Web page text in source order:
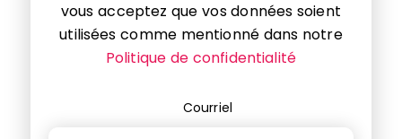
vous acceptez que vos données soient
utilisées comme mentionné dans notre
Politique de confidentialité
Courriel